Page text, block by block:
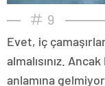
9
Evet, iç
almalısınız.
anlamına